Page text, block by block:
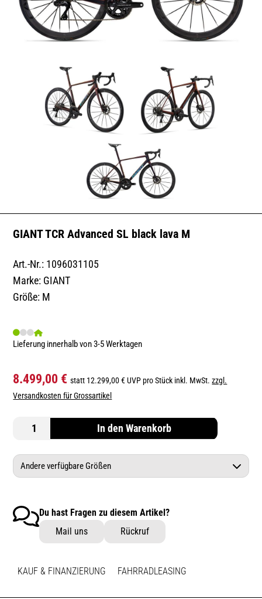
GIANT TCR Advanced SL black lava M
Art.-Nr.: 1096031105
Marke: GIANT
Größe: M
Lieferung innerhalb von 3-5 Werktagen
8.499,00 €statt 12.299,00 € UVP pro Stück inkl. MwSt.zzgl.
Versandkosten für Grossartikel
In den Warenkorb
Andere verfügbare Größen
GIANT TCR Advanced SL black lava L
Du hast Fragen zu diesem Artikel?
Mail uns
Rückruf
KAUF & FINANZIERUNG FAHRRADLEASING